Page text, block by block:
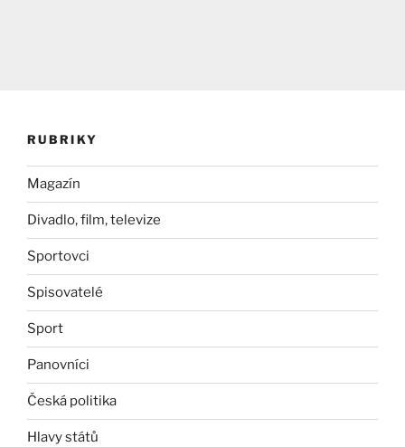
RUBRIKY
Magazín
Divadlo, film, televize
Sportovci
Spisovatelé
Sport
Panovníci
Česká politika
Hlavy států